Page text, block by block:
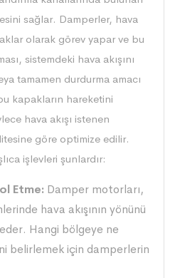
sağlar. Damperler, hava
olarak görev yapar ve bu
sistemdeki hava akışını
tamamen durdurma amacı
kapakların hareketini
hava akışı istenen
göre optimize edilir.
işlevleri şunlardır:
Etme: Damper motorları,
hava akışının yönünü
Hangi bölgeye ne
belirlemek için damperlerin